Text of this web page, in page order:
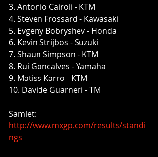
3. Antonio Cairoli - KTM
4. Steven Frossard - Kawasaki
5. Evgeny Bobryshev - Honda
6. Kevin Strijbos - Suzuki
7. Shaun Simpson - KTM
8. Rui Goncalves - Yamaha
9. Matiss Karro - KTM
10. Davide Guarneri - TM
Samlet:
http://www.mxgp.com/results/standi
ngs